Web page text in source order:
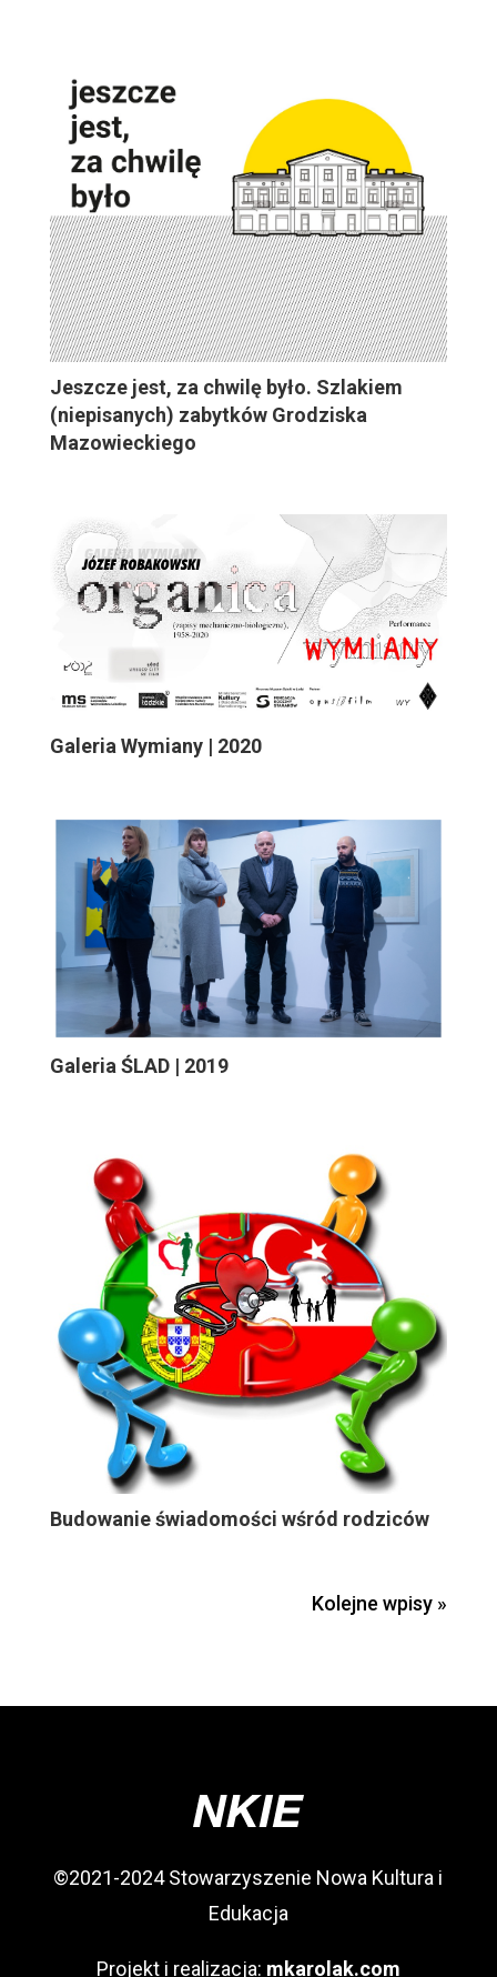
Jeszcze jest, za chwilę było. Szlakiem
(niepisanych) zabytków Grodziska
Mazowieckiego
Galeria Wymiany | 2020
Galeria ŚLAD | 2019
Budowanie świadomości wśród rodziców
Kolejne wpisy »
©2021-2024 Stowarzyszenie Nowa Kultura i
Edukacja
Projekt i realizacja: mkarolak.com